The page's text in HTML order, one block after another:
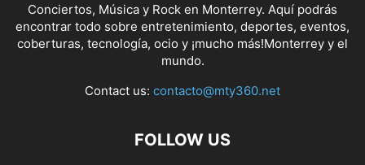
Conciertos, Música y Rock en Monterrey. Aquí podrás
encontrar todo sobre entretenimiento, deportes, eventos,
coberturas, tecnología, ocio y ¡mucho más!Monterrey y el
mundo.
Contact us: contacto@mty360.net
FOLLOW US